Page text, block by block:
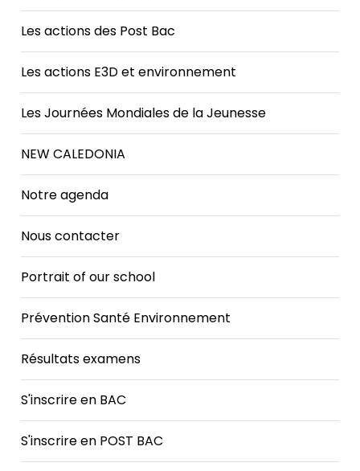
Les actions des Post Bac
Les actions E3D et environnement
Les Journées Mondiales de la Jeunesse
NEW CALEDONIA
Notre agenda
Nous contacter
Portrait of our school
Prévention Santé Environnement
Résultats examens
S'inscrire en BAC
S'inscrire en POST BAC